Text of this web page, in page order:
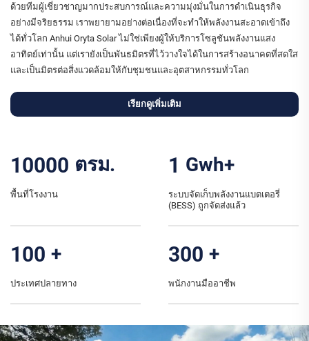
ด้วยทีมผู้เชี่ยวชาญมากประสบการณ์และความมุ่งมั่นในการดำเนินธุรกิจ
อย่างมีจริยธรรม เราพยายามอย่างต่อเนื่องที่จะทำให้พลังงานสะอาดเข้าถึง
ได้ทั่วโลก Anhui Oryta Solar ไม่ใช่เพียงผู้ให้บริการโซลูชันพลังงานแสง
อาทิตย์เท่านั้น แต่เรายังเป็นพันธมิตรที่ไว้วางใจได้ในการสร้างอนาคตที่สดใส
และเป็นมิตรต่อสิ่งแวดล้อมให้กับชุมชนและอุตสาหกรรมทั่วโลก
เรียกดูเพิ่มเติม
10000 ตรม.
พื้นที่โรงงาน
1 Gwh+
ระบบจัดเก็บพลังงานแบตเตอรี่
(BESS) ถูกจัดส่งแล้ว
100 +
ประเทศปลายทาง
300 +
พนักงานมืออาชีพ